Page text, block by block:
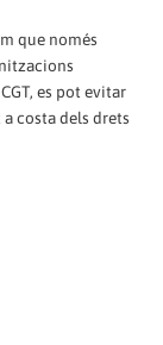
que només
es pot evitar
costa dels drets